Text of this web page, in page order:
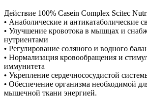
Действие 100% Casein Complex Scitec
• Анаболические и антикатаболические
• Улучшение кровотока в мышцах и
нутриентами
• Регулирование соляного и водного
• Нормализация кровообращения и
иммунитета
• Укрепление сердечнососудистой
• Обеспечение организма необходимой
мышечной ткани энергией.